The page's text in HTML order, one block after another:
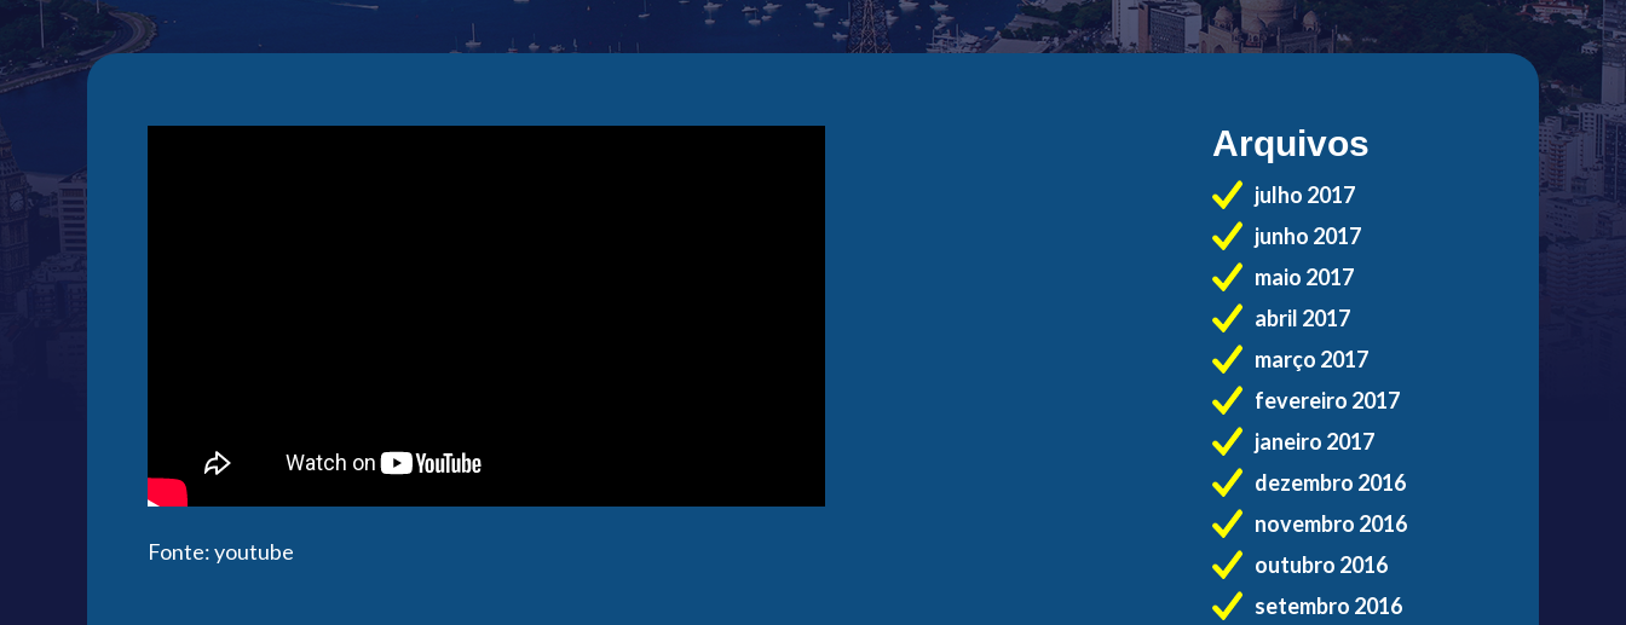
Fonte: youtube
Arquivos
julho 2017
junho 2017
maio 2017
abril 2017
março 2017
fevereiro 2017
janeiro 2017
dezembro 2016
novembro 2016
outubro 2016
setembro 2016